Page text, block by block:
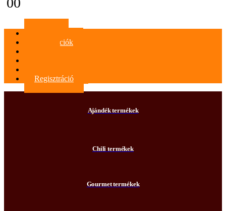
Információk
Regisztráció
Ajándék termékek
Chili termékek
Gourmet termékek